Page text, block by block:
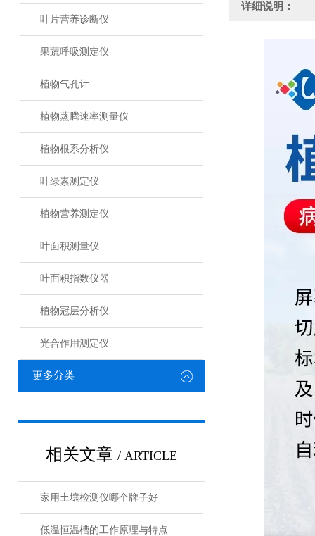
叶片营养诊断仪
果蔬呼吸测定仪
植物气孔计
植物蒸腾速率测量仪
植物根系分析仪
叶绿素测定仪
植物营养测定仪
叶面积测量仪
叶面积指数仪器
植物冠层分析仪
光合作用测定仪
更多分类
相关文章 / ARTICLE
家用土壤检测仪哪个牌子好
低温恒温槽的工作原理与特点
详细说明：